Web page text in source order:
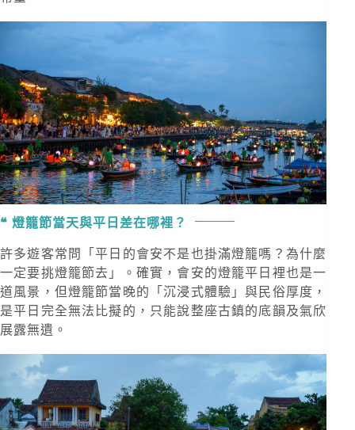
燈籠節當天與平日差在哪裡？
許多遊客常問「平日的會安不是也掛滿燈籠嗎？為什麼
一定要挑燈籠節去」。確實，會安的燈籠平日裡也是一
道風景，但燈籠節當晚的「沉浸式體驗」與民俗厚度，
是平日完全無法比擬的，只能說整座古鎮的底韻及氣欣
展露無遺。